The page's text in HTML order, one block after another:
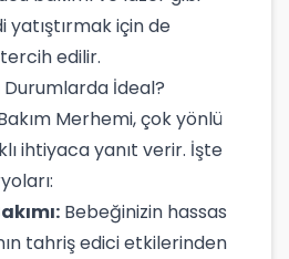
yatıştırmak için de
edilir.
İdeal?
Merhemi, çok yönlü
ihtiyaca yanıt verir. İşte
Bebeğinizin hassas
tahriş edici etkilerinden